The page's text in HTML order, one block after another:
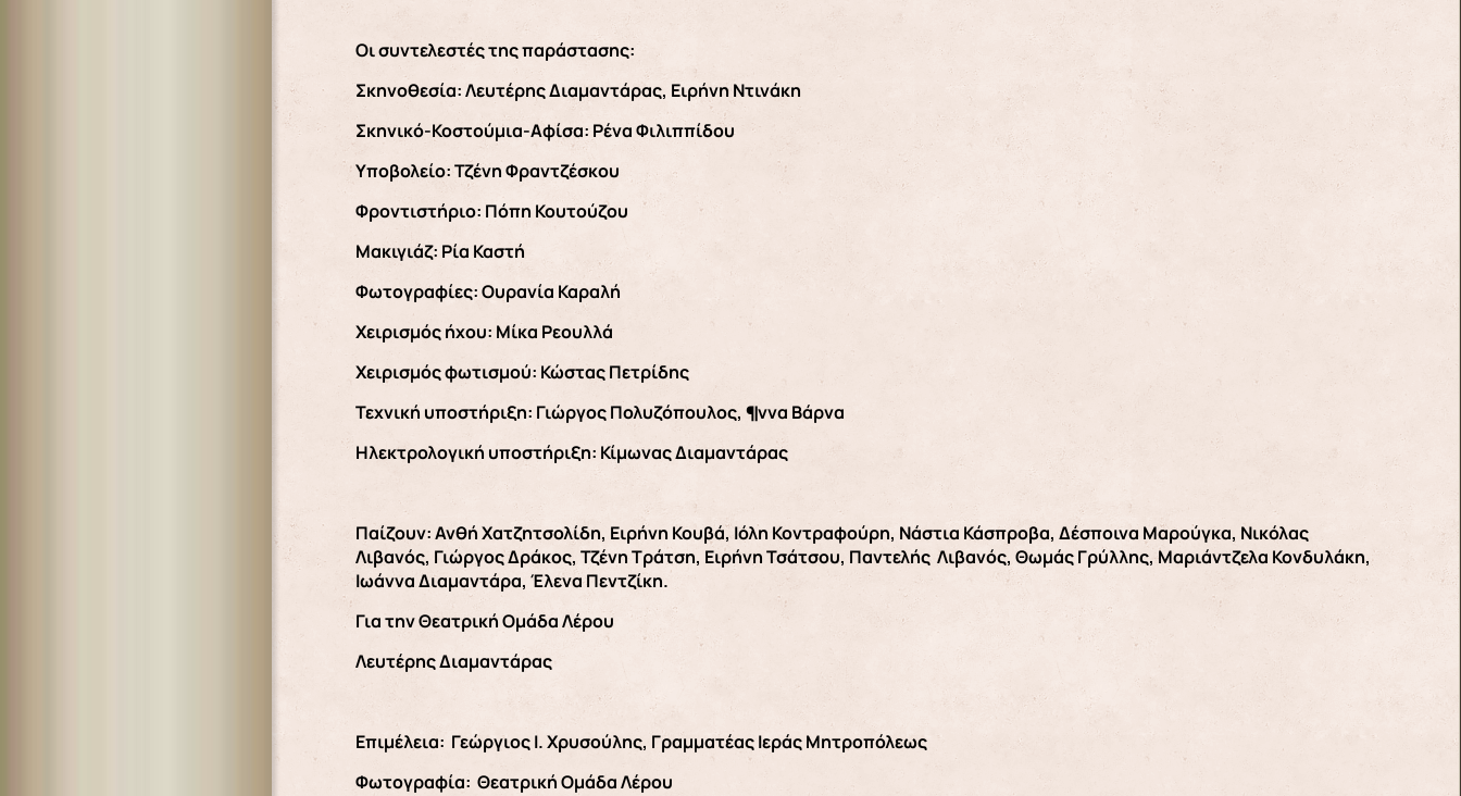
Οι συντελεστές της παράστασης:
Σκηνοθεσία: Λευτέρης Διαμαντάρας, Ειρήνη Ντινάκη
Σκηνικό-Κοστούμια-Αφίσα: Ρένα Φιλιππίδου
Υποβολείο: Τζένη Φραντζέσκου
Φροντιστήριο: Πόπη Κουτούζου
Μακιγιάζ: Ρία Καστή
Φωτογραφίες: Ουρανία Καραλή
Χειρισμός ήχου: Μίκα Ρεουλλά
Χειρισμός φωτισμού: Κώστας Πετρίδης
Τεχνική υποστήριξη: Γιώργος Πολυζόπουλος, ¶ννα Βάρνα
Ηλεκτρολογική υποστήριξη: Κίμωνας Διαμαντάρας
Παίζουν: Ανθή Χατζητσολίδη, Ειρήνη Κουβά, Ιόλη Κοντραφούρη, Νάστια Κάσπροβα, Δέσποινα Μαρούγκα, Νικόλας
Λιβανός, Γιώργος Δράκος, Τζένη Τράτση, Ειρήνη Τσάτσου, Παντελής Λιβανός, Θωμάς Γρύλλης, Μαριάντζελα Κονδυλάκη,
Ιωάννα Διαμαντάρα, Έλενα Πεντζίκη.
Για την Θεατρική Ομάδα Λέρου
Λευτέρης Διαμαντάρας
Επιμέλεια: Γεώργιος Ι. Χρυσούλης, Γραμματέας Ιεράς Μητροπόλεως
Φωτογραφία: Θεατρική Ομάδα Λέρου